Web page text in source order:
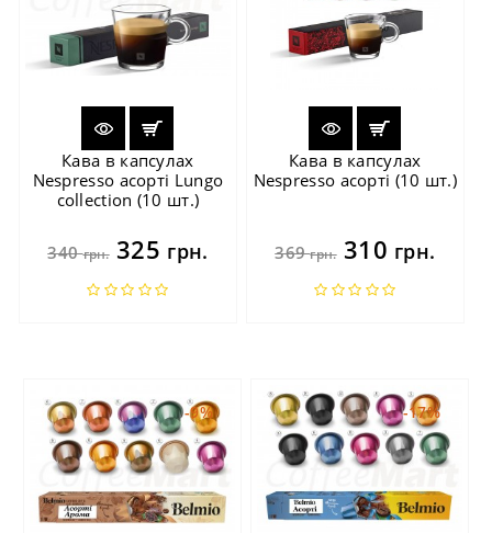
Кава в капсулах
Nespresso асорті Lungo
collection (10 шт.)
340грн.325 грн.
Кава в капсулах
Nespresso асорті (10 шт.)
369грн.310 грн.
-9% -17%